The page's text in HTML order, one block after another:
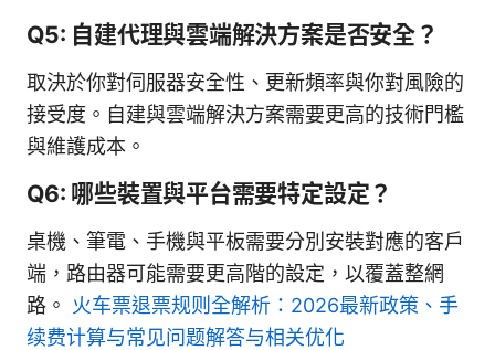
Q5: 自建代理與雲端解決方案是否安全？
取決於你對伺服器安全性、更新頻率與你對風險的
接受度。自建與雲端解決方案需要更高的技術門檻
與維護成本。
Q6: 哪些裝置與平台需要特定設定？
桌機、筆電、手機與平板需要分別安裝對應的客戶
端，路由器可能需要更高階的設定，以覆蓋整網
路。 火车票退票规则全解析：2026最新政策、手
续费计算与常见问题解答与相关优化